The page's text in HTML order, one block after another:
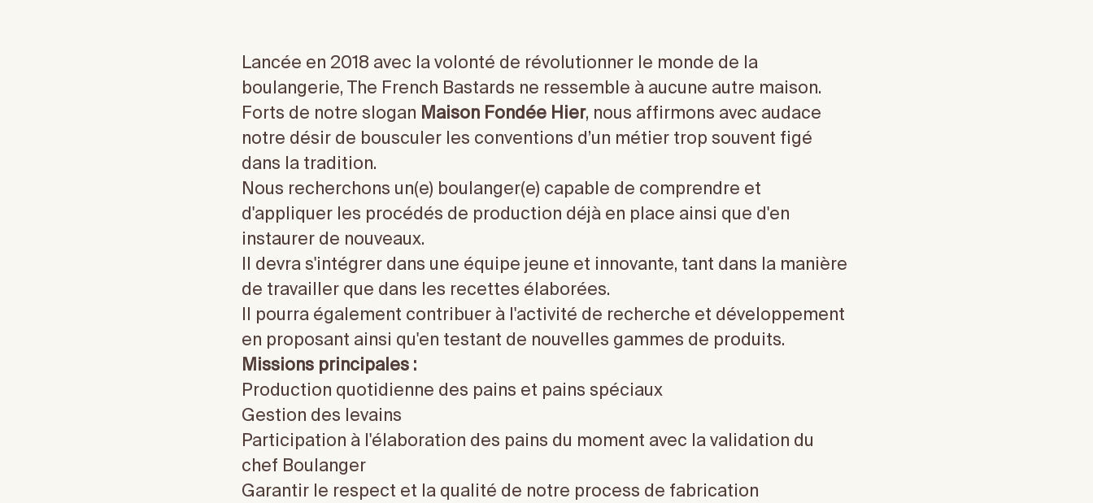
Lancée en 2018 avec la volonté de révolutionner le monde de la
boulangerie, The French Bastards ne ressemble à aucune autre maison.
Forts de notre slogan Maison Fondée Hier, nous affirmons avec audace
notre désir de bousculer les conventions d’un métier trop souvent figé
dans la tradition.
Nous recherchons un(e) boulanger(e) capable de comprendre et
d'appliquer les procédés de production déjà en place ainsi que d'en
instaurer de nouveaux.
Il devra s'intégrer dans une équipe jeune et innovante, tant dans la manière
de travailler que dans les recettes élaborées.
Il pourra également contribuer à l'activité de recherche et développement
en proposant ainsi qu'en testant de nouvelles gammes de produits.
Missions principales :
Production quotidienne des pains et pains spéciaux
Gestion des levains
Participation à l'élaboration des pains du moment avec la validation du
chef Boulanger
Garantir le respect et la qualité de notre process de fabrication